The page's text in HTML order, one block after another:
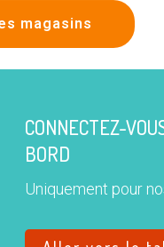
magasins
CONNECTEZ-
BORD
Uniquement pour